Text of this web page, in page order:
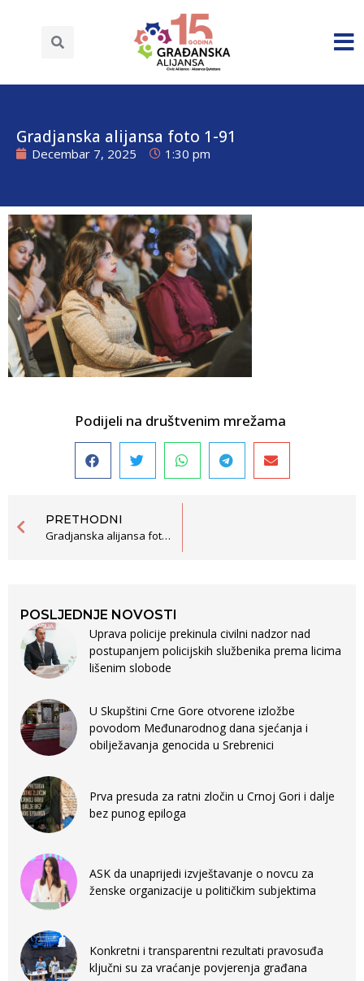
Gradjanska alijansa foto 1-91
Decembar 7, 2025 1:30 pm
Podijeli na društvenim mrežama
PRETHODNI
Gradjanska alijansa foto 1-91
POSLJEDNJE NOVOSTI
Uprava policije prekinula civilni nadzor nad
postupanjem policijskih službenika prema licima
lišenim slobode
U Skupštini Crne Gore otvorene izložbe
povodom Međunarodnog dana sjećanja i
obilježavanja genocida u Srebrenici
Prva presuda za ratni zločin u Crnoj Gori i dalje
bez punog epiloga
ASK da unaprijedi izvještavanje o novcu za
ženske organizacije u političkim subjektima
Konkretni i transparentni rezultati pravosuđa
ključni su za vraćanje povjerenja građana